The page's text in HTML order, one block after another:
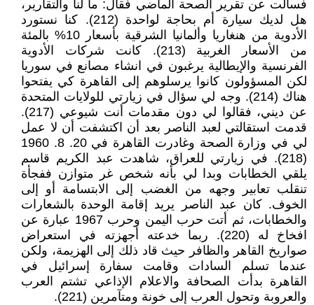
فسألت عن تقرير الصحة الماضي فقال: ما لنا والتقارير،
هل لديك سيارة أم بحاجة لواحدة (212). كنا نستورد
الأدوية من هنغاريا وألمانيا الشرقية بأسعار 10% بالمئة
من الأسعار الغربية (213). كانت شركات الأدوية
الفرنسية والإيطالية يرغبون في انشاء مصانع في سوريا
لكن المسؤولون كانوا يرسلوهم إلى القاهرة كي يفتحوا
هناك (214). وجه لي سؤال في زيارتي للولايات المتحدة
عن ديني، فقالوا لي دون مقدمات أنت شيوعي (217).
قدمت استقالتي لعبد الناصر بعد أن اكتشفت أن لا عمل
لي في وزارة الصحة وغادرت القاهرة في 20. 8. 1960
(218). في زيارتي للعراق، شاهدت عبد الكريم قاسم
يلقي الخطابات وبدا لي بأنه شخص غر متوازن ففجأة
تنقلب تعابير وجهه من الغضب إلى الابتسامة أو إلى
الخوف. كان عبد الناصر يريد إقامة الوحدة بالشعارات
والخطابات، ثم أتت حرب اليمن وحرب 1967 عبارة عن
افخاخ له (220). ربما خدعته أجهزته في استعراض
صواريخ القاهر والظافر حيث قاد ذلك إلى الهزيمة، ولكن
عندما تسلم السادات وقامت سفارة إسرائيل في
القاهرة بدأت الصحافة والاعلام الإذاعي تشتم العرب
والعروبة وتحول العرب إلى خونة ومتآمرين (221).